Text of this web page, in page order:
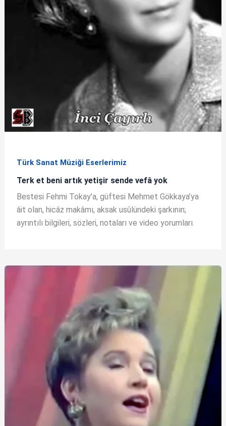
Türk Sanat Müziği Eserlerimiz
Terk et beni artık yetişir sende vefâ yok
Bestesi Fehmi Tokay’a, güftesi Mehmet Gökkaya’ya
âit olan, hicâz makâmı, aksak usûlündeki şarkının;
ayrıntılı bilgileri, sözleri, notaları ve video yorumları.